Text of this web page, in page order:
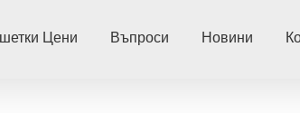
Цени Въпроси Новини